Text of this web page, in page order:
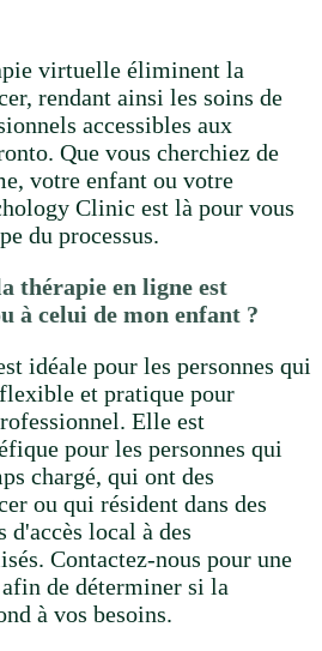
virtuelle éliminent la
rendant ainsi les soins de
accessibles aux
Que vous cherchiez de
votre enfant ou votre
Clinic est là pour vous
du processus.
thérapie en ligne est
à celui de mon enfant ?
idéale pour les personnes qui
et pratique pour
Elle est
pour les personnes qui
chargé, qui ont des
ou qui résident dans des
d'accès local à des
Contactez-nous pour une
de déterminer si la
à vos besoins.